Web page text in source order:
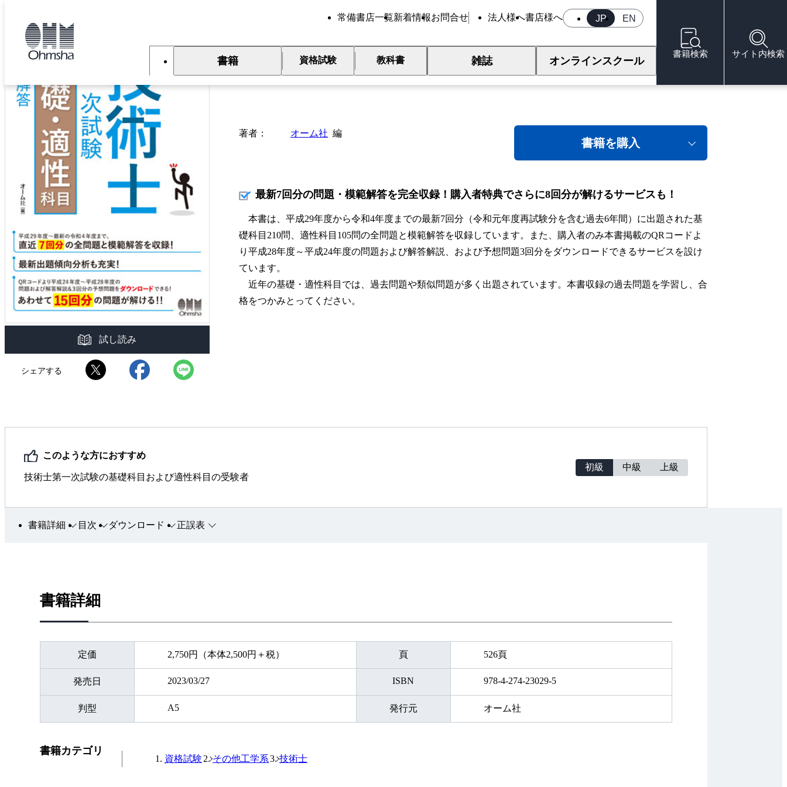
JP EN
常備書店一覧新着情報お問合せ 法人様へ書店様へ
書籍 資格試験 教科書 雑誌 オンラインスクール
書籍検索 サイト内検索
2023年版 技術士第一次試験基礎・適性科目 完全解答
試し読み
シェアする
著者 オーム社 編
書籍を購入
最新7回分の問題・模範解答を完全収録！購入者特典でさらに8回分が解けるサービスも！
本書は、平成29年度から令和4年度までの最新7回分（令和元年度再試験分を含む過去6年間）に出題された基
礎科目210問、適性科目105問の全問題と模範解答を収録しています。また、購入者のみ本書掲載のQRコードよ
り平成28年度～平成24年度の問題および解答解説、および予想問題3回分をダウンロードできるサービスを設け
ています。
近年の基礎・適性科目では、過去問題や類似問題が多く出題されています。本書収録の過去問題を学習し、合
格をつかみとってください。
このような方におすすめ
技術士第一次試験の基礎科目および適性科目の受験者
初級 中級 上級
書籍詳細 目次 ダウンロード 正誤表
書籍詳細
定価 2,750円（本体2,500円＋税） 頁 526頁
発売日 2023/03/27 ISBN 978-4-274-23029-5
判型 A5 発行元 オーム社
書籍カテゴリ
資格試験 その他工学系 技術士